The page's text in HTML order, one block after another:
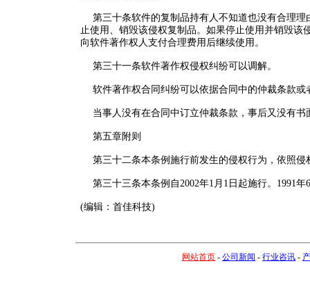
第三十条软件的复制品持有人不知道也没有合理理
止使用、销毁该侵权复制品。如果停止使用并销毁
向软件著作权人支付合理费用后继续使用。
第三十一条软件著作权侵权纠纷可以调解。
软件著作权合同纠纷可以依据合同中的仲裁条款或
当事人没有在合同中订立仲裁条款，事后又没有书
第五章附则
第三十二条本条例施行前发生的侵权行为，依照侵
第三十三条本条例自2002年1月1日起施行。1991
(编辑：首佳科技)
网站首页 - 公司新闻 - 行业咨讯 -